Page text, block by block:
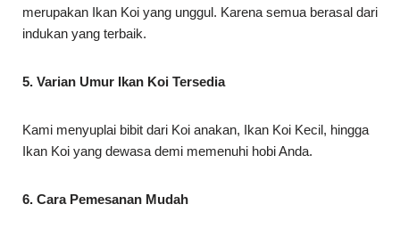
merupakan Ikan Koi yang unggul. Karena semua berasal dari
indukan yang terbaik.
5. Varian Umur Ikan Koi Tersedia
Kami menyuplai bibit dari Koi anakan, Ikan Koi Kecil, hingga
Ikan Koi yang dewasa demi memenuhi hobi Anda.
6. Cara Pemesanan Mudah